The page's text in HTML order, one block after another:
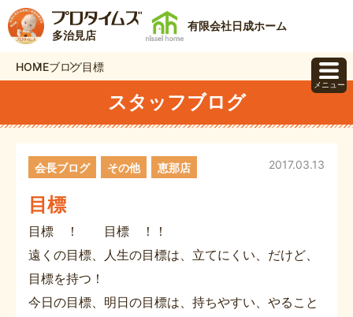
多治見店
有限会社日成ホーム
HOMEブログ目標
スタッフブログ
目標
2017.03.13
会長ブログ その他 恵那店
目標 ！ 目標 ！！
遠くの目標、人生の目標は、立てにくい、だけど、
目標を持つ！
今日の目標、明日の目標は、持ちやすい、やること
メニュー